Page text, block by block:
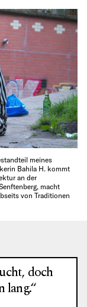
meines
Bahila H. kommt
an der
macht
von Traditionen
doch